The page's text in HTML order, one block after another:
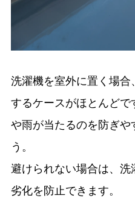
洗濯機を室外に置く場
するケースがほとんど
や雨が当たるのを防ぎや
う。
避けられない場合は、洗
劣化を防止できます。